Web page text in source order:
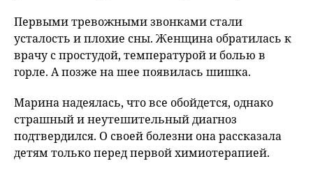
Первыми тревожными звонками стали
усталость и плохие сны. Женщина обратилась к
врачу с простудой, температурой и болью в
горле. А позже на шее появилась шишка.
Марина надеялась, что все обойдется, однако
страшный и неутешительный диагноз
подтвердился. О своей болезни она рассказала
детям только перед первой химиотерапией.